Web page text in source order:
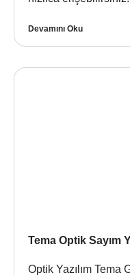
Devamını Oku
Tema Optik Sayım
Optik Yazılım Tema